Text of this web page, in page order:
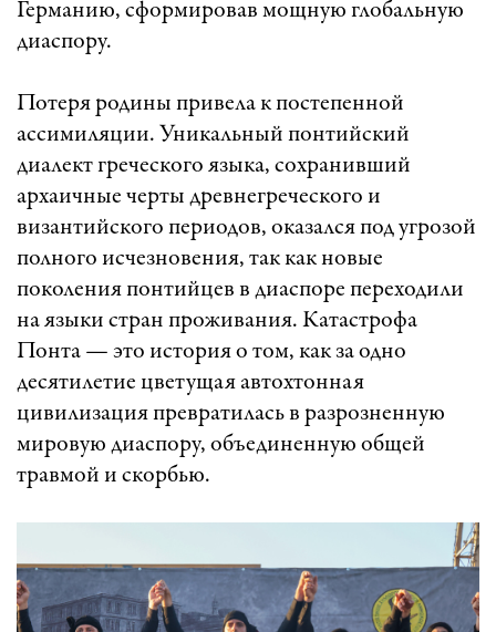
Германию, сформировав мощную глобальную
диаспору.
Потеря родины привела к постепенной
ассимиляции. Уникальный понтийский
диалект греческого языка, сохранивший
архаичные черты древнегреческого и
византийского периодов, оказался под угрозой
полного исчезновения, так как новые
поколения понтийцев в диаспоре переходили
на языки стран проживания. Катастрофа
Понта — это история о том, как за одно
десятилетие цветущая автохтонная
цивилизация превратилась в разрозненную
мировую диаспору, объединенную общей
травмой и скорбью.